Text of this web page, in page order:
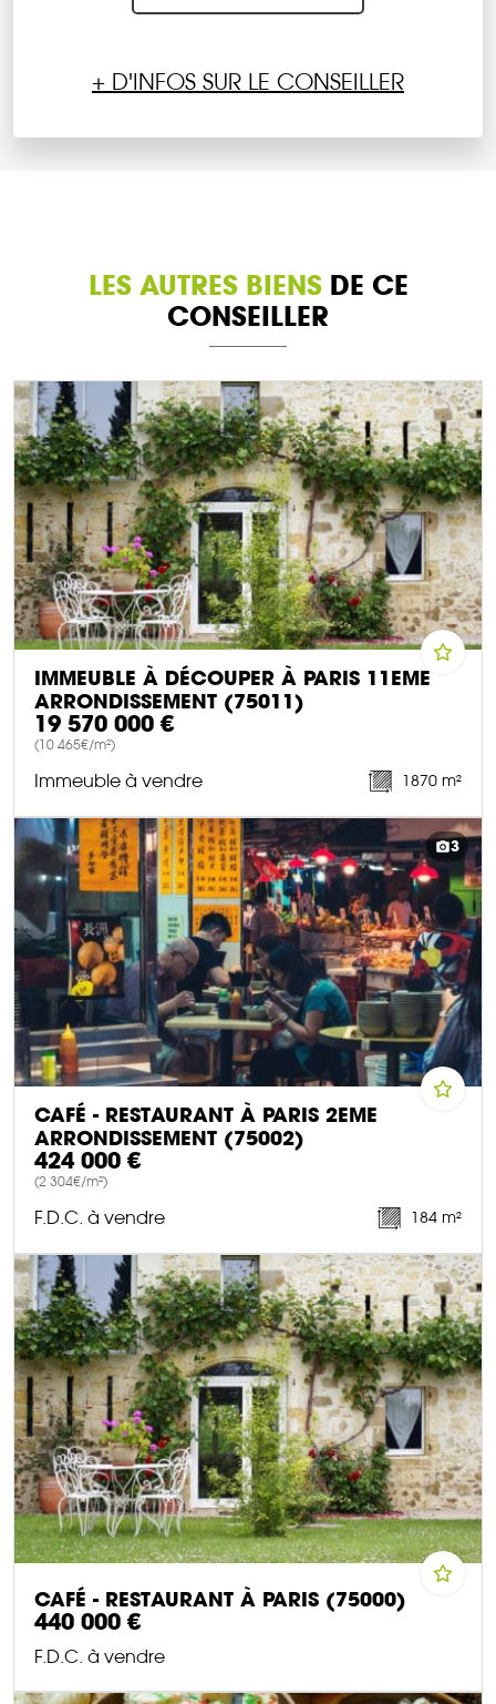
+ D'INFOS SUR LE CONSEILLER
LES AUTRES BIENSDE CE
CONSEILLER
IMMEUBLE À DÉCOUPER À PARIS 11EME
ARRONDISSEMENT (75011)
19 570 000 €
(10 465€/m²)
Immeuble à vendre 1870 m²
DÉCOUVRIR CE BIEN
3
CAFÉ - RESTAURANT À PARIS 2EME
ARRONDISSEMENT (75002)
424 000 €
(2 304€/m²)
F.D.C. à vendre 184 m²
DÉCOUVRIR CE BIEN
CAFÉ - RESTAURANT À PARIS (75000)
440 000 €
F.D.C. à vendre